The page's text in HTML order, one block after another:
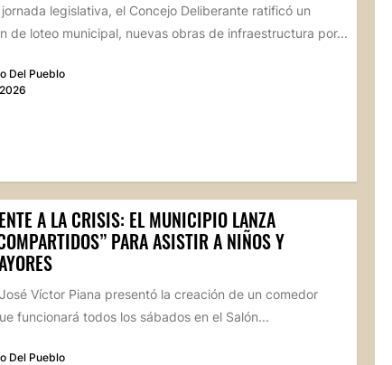
legislativa, el Concejo Deliberante ratificó un
de loteo municipal, nuevas obras de infraestructura por...
Del Pueblo
A LA CRISIS: EL MUNICIPIO LANZA
PARA ASISTIR A NIÑOS Y
Víctor Piana presentó la creación de un comedor
funcionará todos los sábados en el Salón...
Del Pueblo